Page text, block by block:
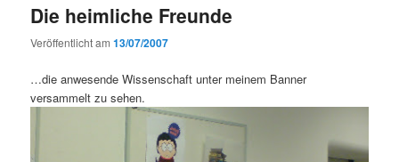
Die heimliche Freunde
Veröffentlicht am13/07/2007
…die anwesende Wissenschaft unter meinem Banner
versammelt zu sehen.